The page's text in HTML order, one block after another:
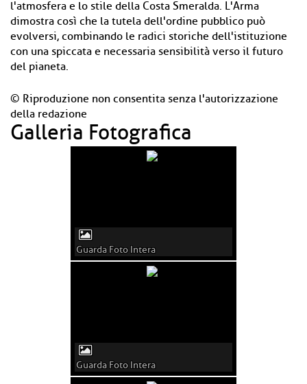
l'atmosfera e lo stile della Costa Smeralda. L'Arma
dimostra così che la tutela dell'ordine pubblico può
evolversi, combinando le radici storiche dell'istituzione
con una spiccata e necessaria sensibilità verso il futuro
del pianeta.
© Riproduzione non consentita senza l'autorizzazione
della redazione
Galleria Fotografica
Guarda Foto Intera
Guarda Foto Intera